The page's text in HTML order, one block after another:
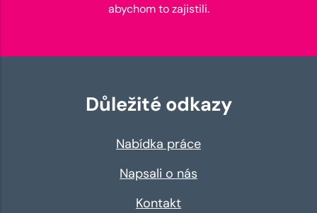
abychom to zajistili.
Důležité odkazy
Nabídka práce
Napsali o nás
Kontakt